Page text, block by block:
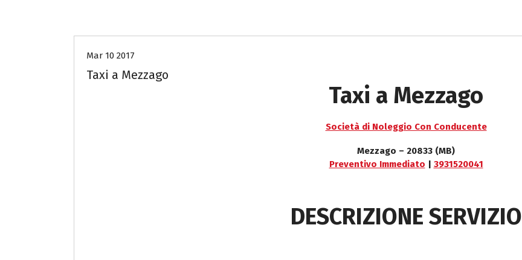
Mar 10 2017
Taxi a Mezzago
Taxi a Mezzago
Società di Noleggio Con Conducente
Mezzago – 20833 (MB)
Preventivo Immediato | 3931520041
DESCRIZIONE SERVIZIO